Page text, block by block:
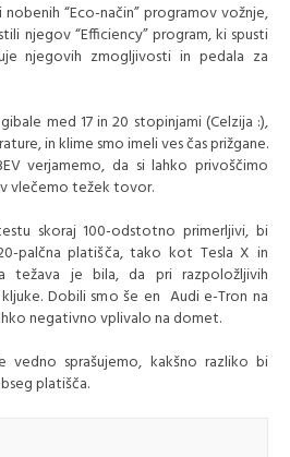
“Eco-način” programov vožnje,
njegov “Efficiency” program, ki spusti
njegovih zmogljivosti in pedala za
med 17 in 20 stopinjami (Celzija :),
in klime smo imeli ves čas prižgane.
verjamemo, da si lahko privoščimo
vlečemo težek tovor.
skoraj 100-odstotno primerljivi, bi
palčna platišča, tako kot Tesla X in
težava je bila, da pri razpoložljivih
Dobili smo še en Audi e-Tron na
negativno vplivalo na domet.
vedno sprašujemo, kakšno razliko bi
platišča.